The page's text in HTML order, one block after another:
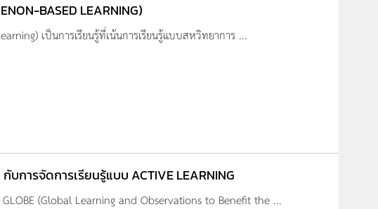
BASED LEARNING)
เป็นการเรียนรู้ที่เน้นการเรียนรู้แบบสหวิทยาการ ...
กับการจัดการเรียนรู้แบบ ACTIVE LEARNING
(Global Learning and Observations to Benefit the ...